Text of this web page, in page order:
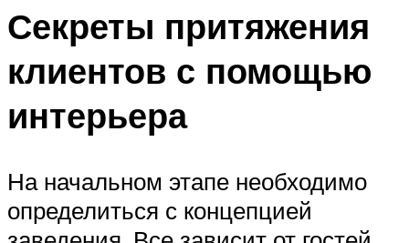
Секреты притяжения
клиентов с помощью
интерьера
На начальном этапе необходимо
определиться с концепцией